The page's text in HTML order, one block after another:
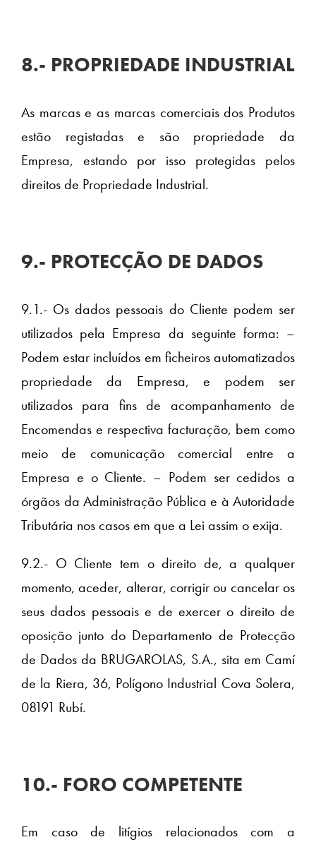
8.- PROPRIEDADE INDUSTRIAL
As marcas e as marcas comerciais dos Produtos
estão registadas e são propriedade da
Empresa, estando por isso protegidas pelos
direitos de Propriedade Industrial.
9.- PROTECÇÃO DE DADOS
9.1.- Os dados pessoais do Cliente podem ser
utilizados pela Empresa da seguinte forma: –
Podem estar incluídos em ficheiros automatizados
propriedade da Empresa, e podem ser
utilizados para fins de acompanhamento de
Encomendas e respectiva facturação, bem como
meio de comunicação comercial entre a
Empresa e o Cliente. – Podem ser cedidos a
órgãos da Administração Pública e à Autoridade
Tributária nos casos em que a Lei assim o exija.
9.2.- O Cliente tem o direito de, a qualquer
momento, aceder, alterar, corrigir ou cancelar os
seus dados pessoais e de exercer o direito de
oposição junto do Departamento de Protecção
de Dados da BRUGAROLAS, S.A., sita em Camí
de la Riera, 36, Polígono Industrial Cova Solera,
08191 Rubí.
10.- FORO COMPETENTE
Em caso de litígios relacionados com a